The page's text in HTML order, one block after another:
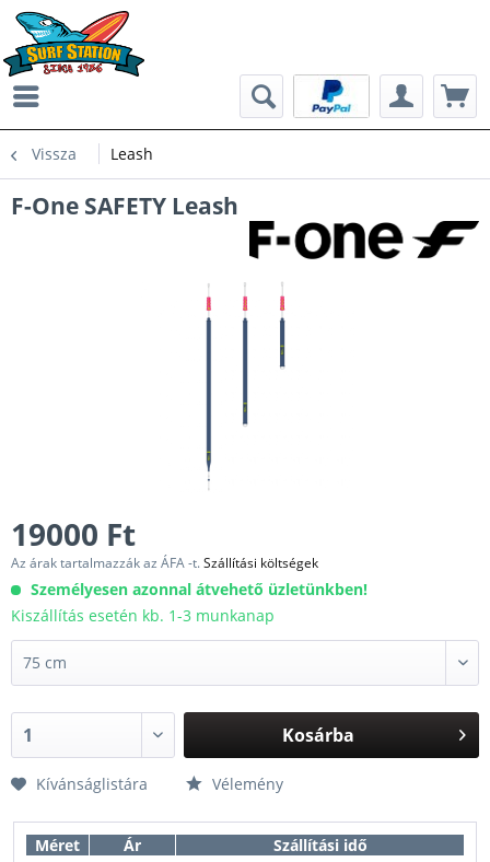
Vissza Leash
F-One SAFETY Leash
19000 Ft
Az árak tartalmazzák az ÁFA -t.Szállítási költségek
Személyesen azonnal átvehető üzletünkben!
Kiszállítás esetén kb. 1-3 munkanap
Kosárba
Kívánságlistára Vélemény
Méret Ár
Szállítási idő